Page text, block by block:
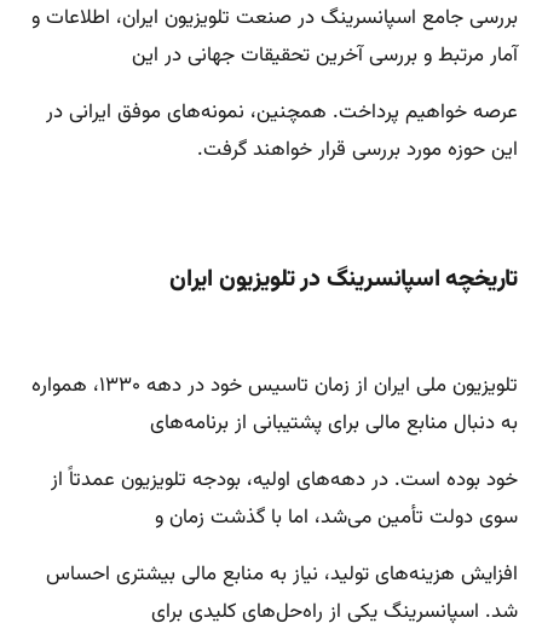
بررسی جامع اسپانسرینگ در صنعت تلویزیون ایران، اطلاعات و
آمار مرتبط و بررسی آخرین تحقیقات جهانی در این
عرصه خواهیم پرداخت. همچنین، نمونه‌های موفق ایرانی در
این حوزه مورد بررسی قرار خواهند گرفت.
تاریخچه اسپانسرینگ در تلویزیون ایران
تلویزیون ملی ایران از زمان تاسیس خود در دهه ۱۳۳۰، همواره
به دنبال منابع مالی برای پشتیبانی از برنامه‌های
خود بوده است. در دهه‌های اولیه، بودجه تلویزیون عمدتاً از
سوی دولت تأمین می‌شد، اما با گذشت زمان و
افزایش هزینه‌های تولید، نیاز به منابع مالی بیشتری احساس
شد. اسپانسرینگ یکی از راه‌حل‌های کلیدی برای